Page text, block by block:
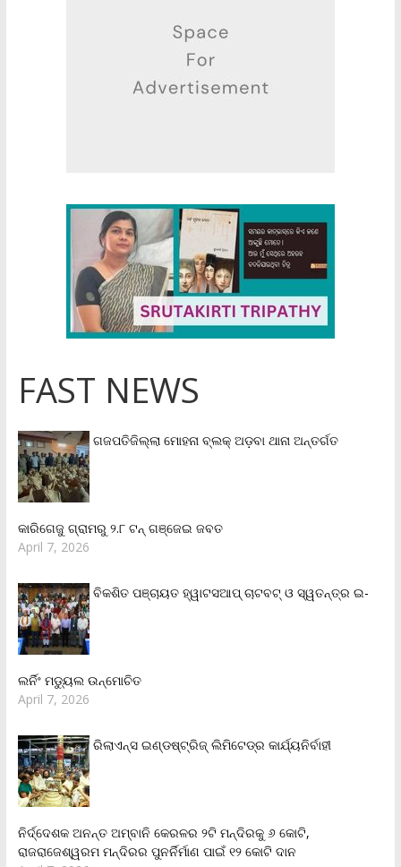
FAST NEWS
ଗଜପତିଜିଲ୍ଲା ମୋହନା ବ୍ଲକ୍‌ ଅଡ଼ବା ଥାନା ଅନ୍ତର୍ଗତ
କାରିଗେଜୁ ଗ୍ରାମରୁ ୨.୮ ଟନ୍ ଗଞ୍ଜେଇ ଜବତ
April 7, 2026
ବିକଶିତ ପଞ୍ଚାୟତ ହ୍ୱାଟସଆପ୍ ଚାଟବଟ୍ ଓ ସ୍ୱତନ୍ତ୍ର ଇ-
ଲର୍ନିଂ ମଡ୍ୟୁଲ ଉନ୍ମୋଚିତ
April 7, 2026
ରିଲାଏନ୍‌ସ ଇଣ୍ଡଷ୍ଟ୍ରିଜ୍ ଲିମିଟେଡ୍‌ର କାର୍ଯ୍ୟନିର୍ବାହୀ
ନିର୍ଦ୍ଦେଶକ ଅନନ୍ତ ଅମ୍ବାନି କେରଳର ୨ଟି ମନ୍ଦିରକୁ ୬ କୋଟି,
ରାଜରାଜେଶ୍ୱରମ ମନ୍ଦିରର ପୁନର୍ନିର୍ମାଣ ପାଇଁ ୧୨ କୋଟି ଦାନ